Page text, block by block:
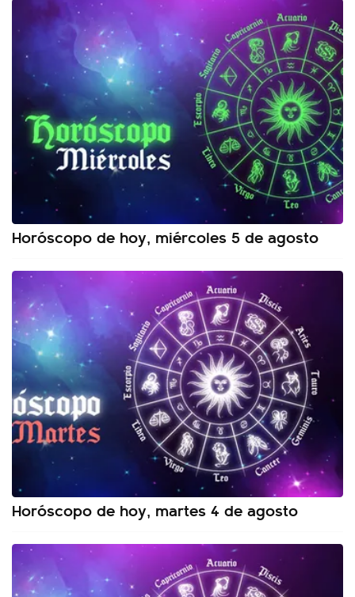
Horóscopo de hoy, miércoles 5 de agosto
Horóscopo de hoy, martes 4 de agosto